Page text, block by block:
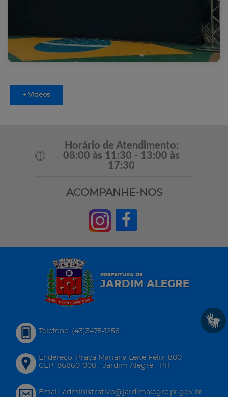
+ Vídeos
Horário de Atendimento:
08:00 às 11:30 - 13:00 às
17:30
ACOMPANHE-NOS
PREFEITURA DE
JARDIM ALEGRE
Telefone: (43)3475-1256
Endereço: Praça Mariana Leite Félix, 800
CEP: 86860-000 - Jardim Alegre - PR
Email: administrativo@jardimalegre.pr.gov.br